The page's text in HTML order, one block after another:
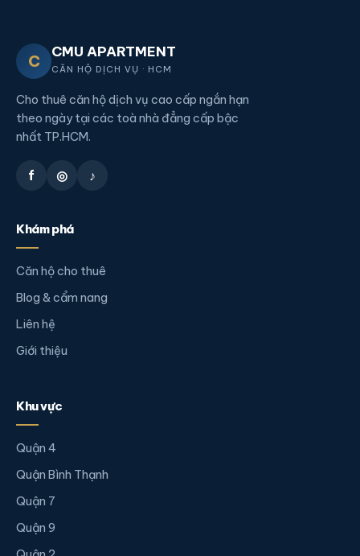
C CMU APARTMENT
CĂN HỘ DỊCH VỤ · HCM
Cho thuê căn hộ dịch vụ cao cấp ngắn hạn
theo ngày tại các toà nhà đẳng cấp bậc
nhất TP.HCM.
f ◎ ♪
Khám phá
Căn hộ cho thuê
Blog & cẩm nang
Liên hệ
Giới thiệu
Khu vực
Quận 4
Quận Bình Thạnh
Quận 7
Quận 9